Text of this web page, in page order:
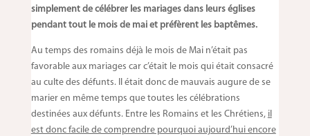
simplement de célébrer les mariages dans leurs églises
pendant tout le mois de mai et préfèrent les baptêmes.
Au temps des romains déjà le mois de Mai n’était pas
favorable aux mariages car c’était le mois qui était consacré
au culte des défunts. Il était donc de mauvais augure de se
marier en même temps que toutes les célébrations
destinées aux défunts. Entre les Romains et les Chrétiens, il
est donc facile de comprendre pourquoi aujourd’hui encore